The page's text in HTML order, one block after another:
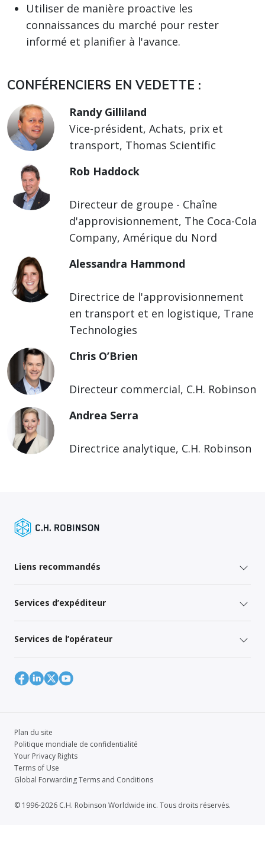
Utiliser de manière proactive les
connaissances du marché pour rester
informé et planifier à l'avance.
CONFÉRENCIERS EN VEDETTE :
Randy Gilliland
Vice-président, Achats, prix et
transport, Thomas Scientific
Rob Haddock
Directeur de groupe - Chaîne
d'approvisionnement, The Coca-Cola
Company, Amérique du Nord
Alessandra Hammond
Directrice de l'approvisionnement
en transport et en logistique, Trane
Technologies
Chris O’Brien
Directeur commercial, C.H. Robinson
Andrea Serra
Directrice analytique, C.H. Robinson
Liens recommandés
Services d’expéditeur
Services de l’opérateur
Plan du site
Politique mondiale de confidentialité
Your Privacy Rights
Terms of Use
Global Forwarding Terms and Conditions
© 1996-2026 C.H. Robinson Worldwide inc. Tous droits réservés.